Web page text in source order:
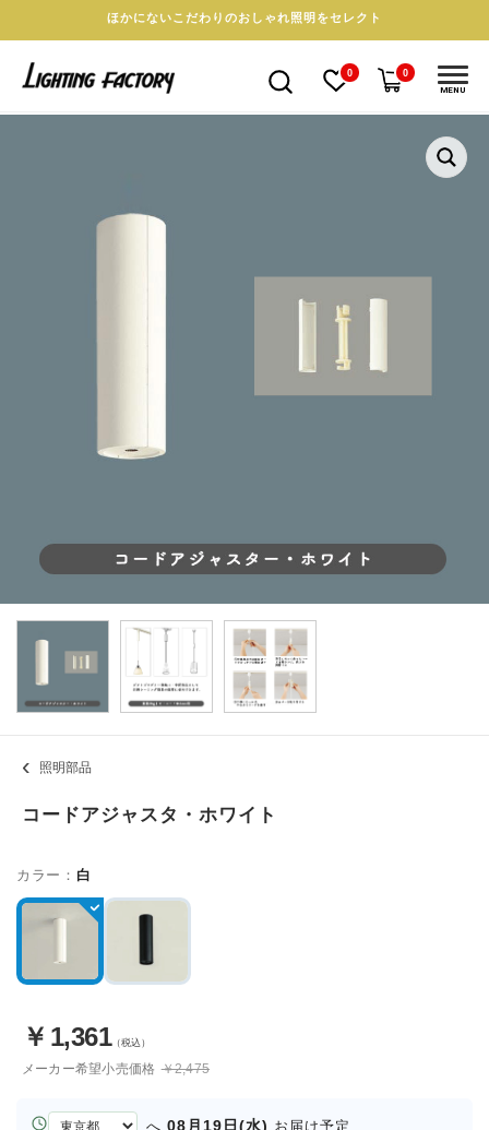
ほかにないこだわりのおしゃれ照明をセレクト
0 0
MENU
照明部品
コードアジャスタ・ホワイト
カラー： 白
￥ 1,361（税込）
メーカー希望小売価格 ￥2,475
お
へ 08月19日(水) お届け予定